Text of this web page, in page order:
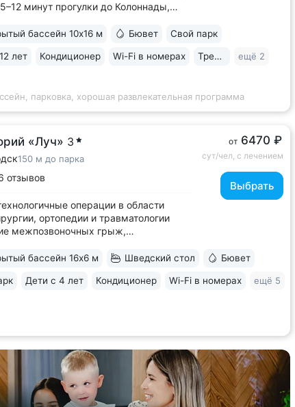
минут прогулки до Колоннады,
Ярошенко • Бювет с минеральной
(Железноводск). 7 минут
бассейн 10х16 м Бювет Свой парк
лет Кондиционер Wi-Fi в номерах Тренажерный зал ещё 2
парковка, хорошая развлекательная программа
«Луч» 3
150 м до парка
отзывов
операции в области
ортопедии и травматологии
межпозвоночных грыж,
и др.); послеоперационная
• Собственное отделение лучевой
от 6470 ₽
сут/чел, с лечением
Выбрать
бассейн 16х6 м Шведский стол Бювет
Дети с 4 лет Кондиционер Wi-Fi в номерах ещё 5